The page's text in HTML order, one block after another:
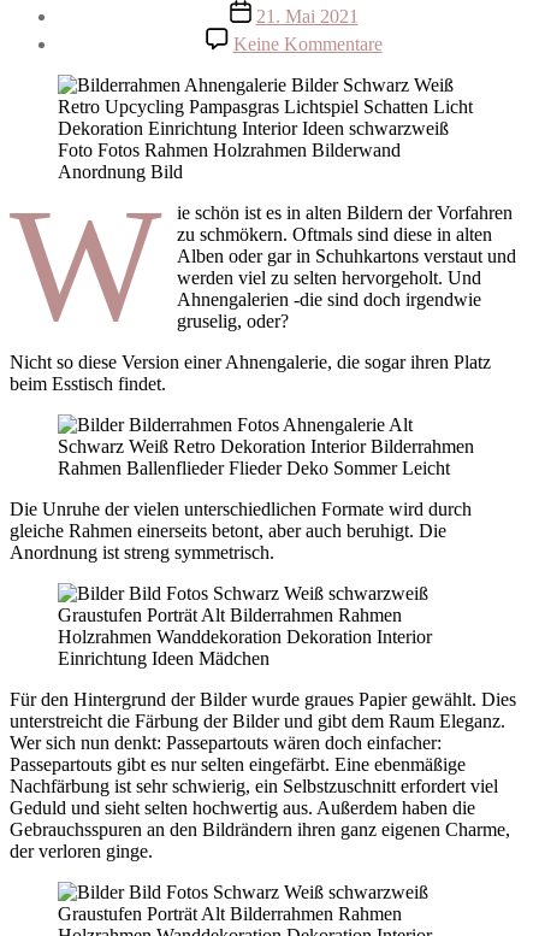
Beitragsdatum
21. Mai 2021
Keine Kommentarezu
Ahnengalerie
ganz
neu
W
ie schön ist es in alten Bildern der Vorfahren
zu schmökern. Oftmals sind diese in alten
Alben oder gar in Schuhkartons verstaut und
werden viel zu selten hervorgeholt. Und
Ahnengalerien -die sind doch irgendwie
gruselig, oder?
Nicht so diese Version einer Ahnengalerie, die sogar ihren Platz
beim Esstisch findet.
Die Unruhe der vielen unterschiedlichen Formate wird durch
gleiche Rahmen einerseits betont, aber auch beruhigt. Die
Anordnung ist streng symmetrisch.
Für den Hintergrund der Bilder wurde graues Papier gewählt. Dies
unterstreicht die Färbung der Bilder und gibt dem Raum Eleganz.
Wer sich nun denkt: Passepartouts wären doch einfacher:
Passepartouts gibt es nur selten eingefärbt. Eine ebenmäßige
Nachfärbung ist sehr schwierig, ein Selbstzuschnitt erfordert viel
Geduld und sieht selten hochwertig aus. Außerdem haben die
Gebrauchsspuren an den Bildrändern ihren ganz eigenen Charme,
der verloren ginge.